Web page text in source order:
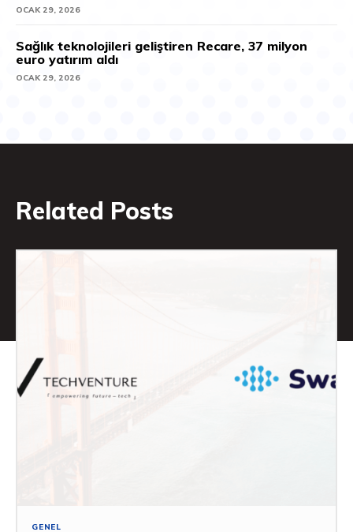
OCAK 29, 2026
Sağlık teknolojileri geliştiren Recare, 37 milyon
euro yatırım aldı
OCAK 29, 2026
Related Posts
GENEL